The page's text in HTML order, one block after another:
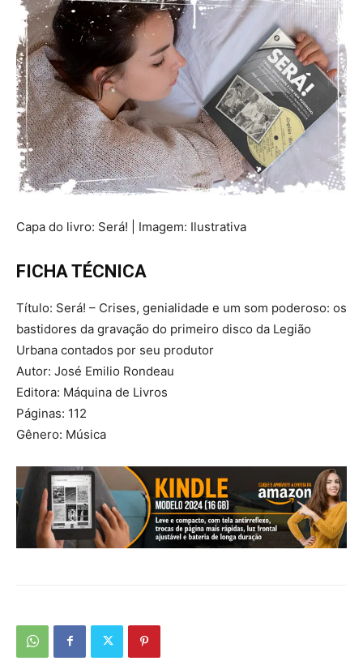
Capa do livro: Será! | Imagem: Ilustrativa
FICHA TÉCNICA
Título: Será! – Crises, genialidade e um som poderoso: os
bastidores da gravação do primeiro disco da Legião
Urbana contados por seu produtor
Autor: José Emilio Rondeau
Editora: Máquina de Livros
Páginas: 112
Gênero: Música